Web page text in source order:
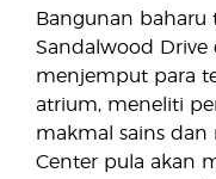
Bangunan baharu
Sandalwood Drive
menjemput para
atrium, meneliti
makmal sains dan
Center pula akan